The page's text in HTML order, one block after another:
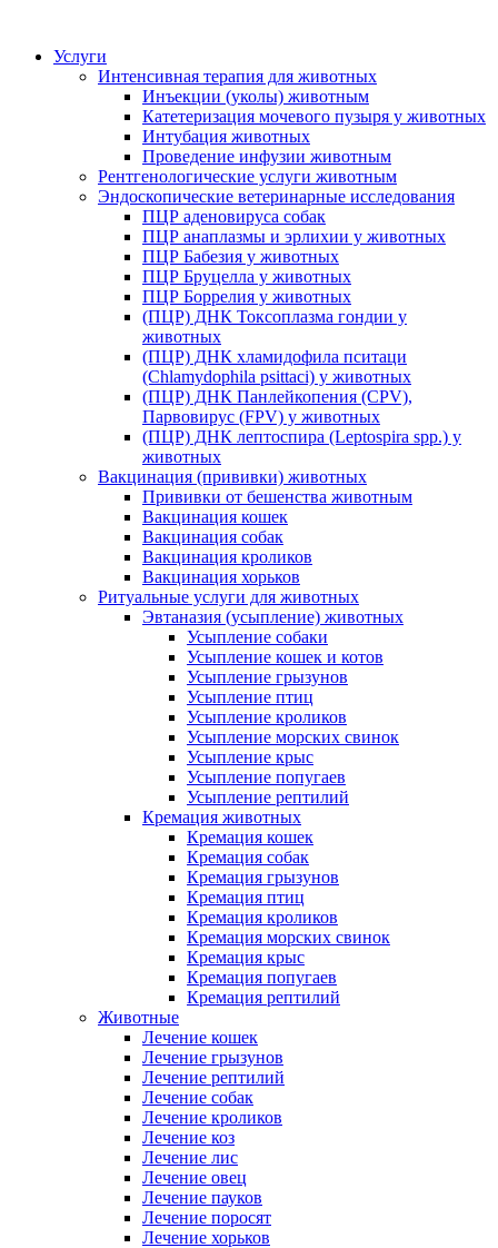
Услуги
Интенсивная терапия для животных
Инъекции (уколы) животным
Катетеризация мочевого пузыря у животных
Интубация животных
Проведение инфузии животным
Рентгенологические услуги животным
Эндоскопические ветеринарные исследования
ПЦР аденовируса собак
ПЦР анаплазмы и эрлихии у животных
ПЦР Бабезия у животных
ПЦР Бруцелла у животных
ПЦР Боррелия у животных
(ПЦР) ДНК Токсоплазма гондии у
животных
(ПЦР) ДНК хламидофила пситаци
(Chlamydophila psittaci) у животных
(ПЦР) ДНК Панлейкопения (CPV),
Парвовирус (FPV) у животных
(ПЦР) ДНК лептоспира (Leptospira spp.) у
животных
Вакцинация (прививки) животных
Прививки от бешенства животным
Вакцинация кошек
Вакцинация собак
Вакцинация кроликов
Вакцинация хорьков
Ритуальные услуги для животных
Эвтаназия (усыпление) животных
Усыпление собаки
Усыпление кошек и котов
Усыпление грызунов
Усыпление птиц
Усыпление кроликов
Усыпление морских свинок
Усыпление крыс
Усыпление попугаев
Усыпление рептилий
Кремация животных
Кремация кошек
Кремация собак
Кремация грызунов
Кремация птиц
Кремация кроликов
Кремация морских свинок
Кремация крыс
Кремация попугаев
Кремация рептилий
Животные
Лечение кошек
Лечение грызунов
Лечение рептилий
Лечение собак
Лечение кроликов
Лечение коз
Лечение лис
Лечение овец
Лечение пауков
Лечение поросят
Лечение хорьков